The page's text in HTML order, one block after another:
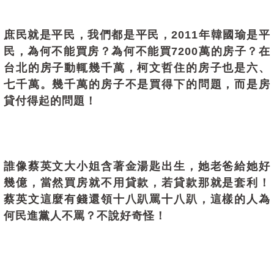
庶民就是平民，我們都是平民，2011年韓國瑜是平
民，為何不能買房？為何不能買7200萬的房子？在
台北的房子動輒幾千萬，柯文哲住的房子也是六、
七千萬。幾千萬的房子不是買得下的問題，而是房
貸付得起的問題！
誰像蔡英文大小姐含著金湯匙出生，她老爸給她好
幾億，當然買房就不用貸款，若貸款那就是套利！
蔡英文這麼有錢還領十八趴罵十八趴，這樣的人為
何民進黨人不罵？不說好奇怪！